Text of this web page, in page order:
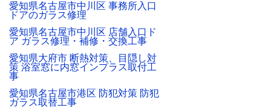
愛知県名古屋市中川区 事務所入口
ドアのガラス修理
愛知県名古屋市中川区 店舗入口ド
ア ガラス修理・補修・交換工事
愛知県大府市 断熱対策、目隠し対
策 浴室窓に内窓インプラス取付工
事
愛知県名古屋市港区 防犯対策 防犯
ガラス取替工事